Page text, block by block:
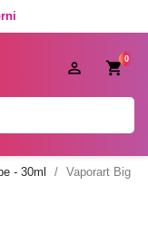
0

- 30ml
Vaporart Big